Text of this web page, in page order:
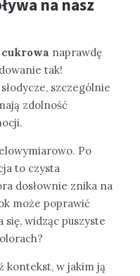
na nasz
naprawdę
tak!
szczególnie
zdolność
Po
to czysta
dosłownie znika na
może poprawić
widząc puszyste
kontekst, w jakim ją